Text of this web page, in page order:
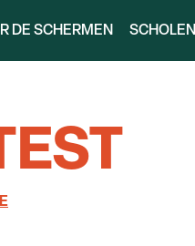
DE SCHERMEN SCHOLEN